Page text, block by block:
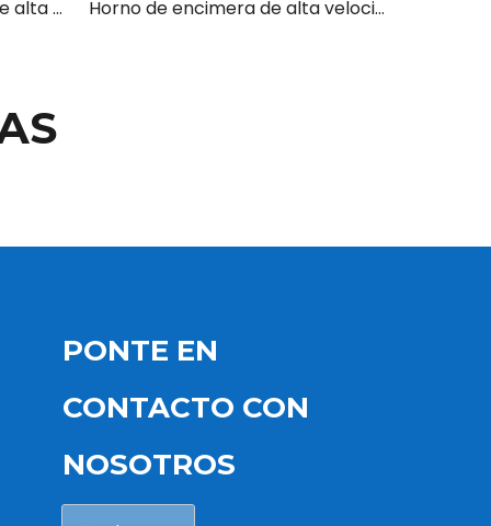
El mejor horno comercial de alta velocidad para encimera con función de menú confidencial Horno de encimera de alta velocidad con motor de frecuencia variable para uso comercial - Pantalla táctil CTL de 5'
PONTE EN
CONTACTO CON
NOSOTROS